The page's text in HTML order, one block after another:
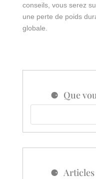
conseils, vous serez
une perte de poids
globale.
Que